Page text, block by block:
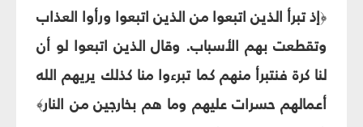
﴿إذ تبرأ الذين اتبعوا من الذين اتبعوا ورأوا العذاب
وتقطعت بهم الأسباب. وقال الذين اتبعوا لو أن
لنا كرة فنتبرأ منهم كما تبرءوا منا كذلك يريهم الله
أعمالهم حسرات عليهم وما هم بخارجين من النار﴾